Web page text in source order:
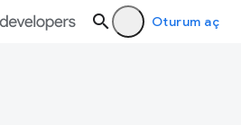
Oturum aç